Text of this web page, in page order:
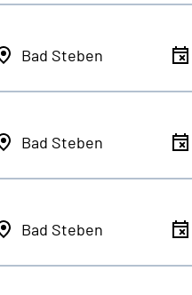
Bad Steben
Bad Steben
Bad Steben